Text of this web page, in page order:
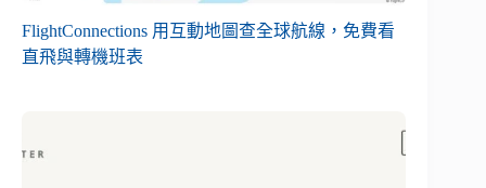
FlightConnections 用互動地圖查全球航線，免費看
直飛與轉機班表